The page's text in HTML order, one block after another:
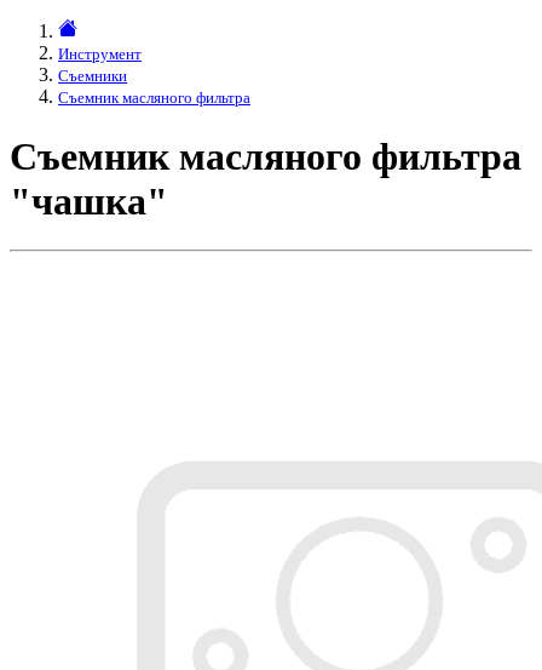
Инструмент
Съемники
Съемник масляного фильтра
Съемник масляного фильтра
"чашка"